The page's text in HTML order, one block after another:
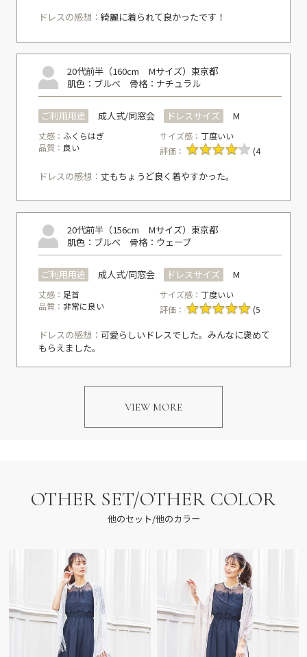
ドレスの感想： 綺麗に着られて良かったです！
20代前半（160cm Mサイズ） 東京都
肌色：ブルべ 骨格：ナチュラル
ご利用用途 成人式/同窓会 ドレスサイズ M
丈感： ふくらはぎ サイズ感：丁度いい
品質： 良い 評価： (4
ドレスの感想： 丈もちょうど良く着やすかった。
20代前半（156cm Mサイズ） 東京都
肌色：ブルべ 骨格：ウェーブ
ご利用用途 成人式/同窓会 ドレスサイズ M
丈感： 足首 サイズ感：丁度いい
品質： 非常に良い 評価： (5
ドレスの感想： 可愛らしいドレスでした。みんなに褒めて
もらえました。
VIEW MORE
OTHER SET/OTHER COLOR
他のセット/他のカラー